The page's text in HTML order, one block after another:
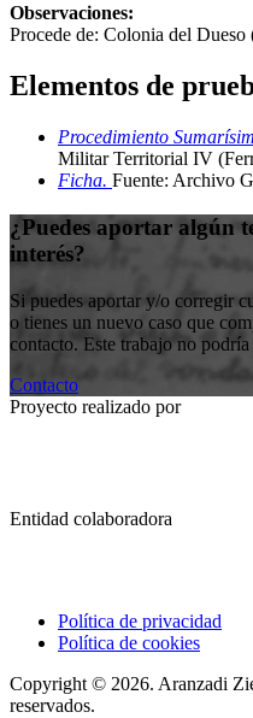
Observaciones:
Procede de: Colonia del Dueso
Elementos de
Procedimiento
Militar Territorial IV
Ficha. Fuente: Archivo
¿Puedes aportar algún
interés?
Si puedes aportar y/o corregir
o tienes un nuevo caso que
contacto. Este trabajo no
Contacto
Proyecto realizado por
Entidad colaboradora
Política de privacidad
Política de cookies
Copyright © 2026. Aranzadi
reservados.